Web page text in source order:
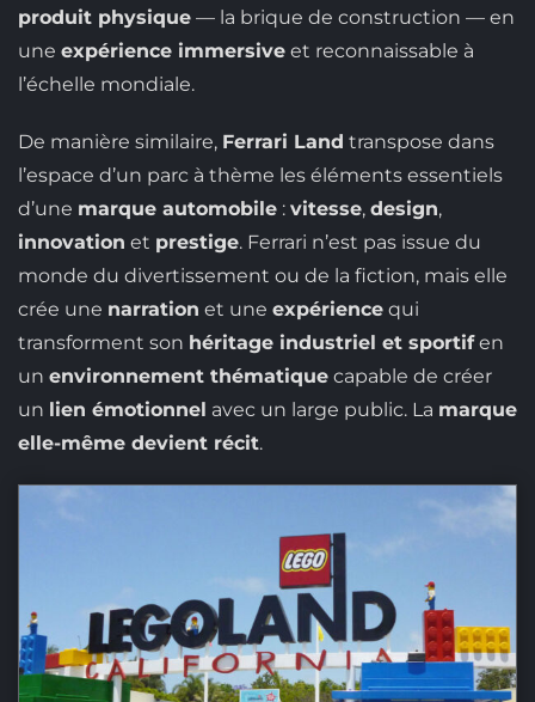
produit physique— la brique de construction — en
une expérience immersiveet reconnaissable à
l’échelle mondiale.
De manière similaire, Ferrari Land transpose dans
l’espace d’un parc à thème les éléments essentiels
d’une marque automobile: vitesse, design,
innovation et prestige. Ferrari n’est pas issue du
monde du divertissement ou de la fiction, mais elle
crée une narration et une expériencequi
transforment son héritage industriel et sportifen
un environnement thématiquecapable de créer
un lien émotionnel avec un large public. La marque
elle-même devient récit.